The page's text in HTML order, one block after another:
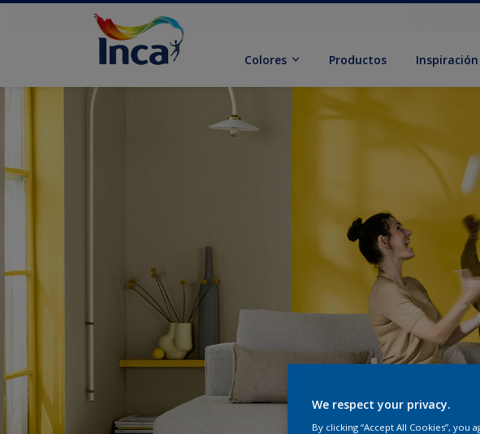
Colores Productos Inspiración
We respect your privacy.
By clicking “Accept All Cookies”,